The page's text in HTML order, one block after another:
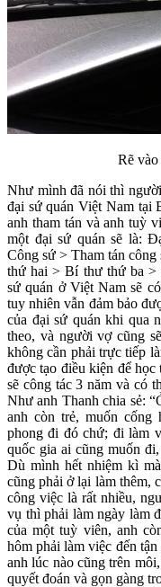
Rẽ
Như mình đã nói thì
đại sứ quán Việt Nam tại
anh tham tán và anh tuỳ
một đại sứ quán sẽ là:
Công sứ > Tham tán
thứ hai > Bí thư thứ ba >
sứ quán ở Việt Nam sẽ
tuy nhiên vẫn đảm bảo
của đại sứ quán khi qua
theo, và người vợ cũng
không cần phải trực tiếp
được tạo điều kiện để
sẽ công tác 3 năm và có
Như anh Thanh chia sẻ:
anh còn trẻ, muốn
phong đi đó chứ; đi làm
quốc gia ai cũng muốn
Dù mình hết nhiệm kì
cũng phải ở lại làm thêm,
công việc là rất nhiều,
vụ thì phải làm ngày làm
của một tuỳ viên, anh
hôm phải làm việc đến
anh lúc nào cũng trên
quyết đoán và gọn gàng